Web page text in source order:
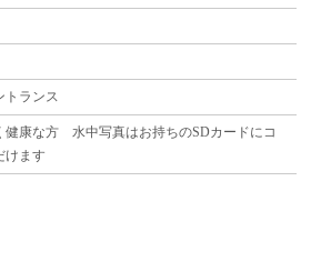
トランス
健康な方 水中写真はお持ちのSDカードにコ
けます